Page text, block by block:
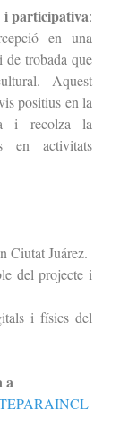
i participativa:
en una
de trobada que
Aquest
positius en la
i recolza la
en activitats
Ciutat Juárez.
del projecte i
i físics del
a